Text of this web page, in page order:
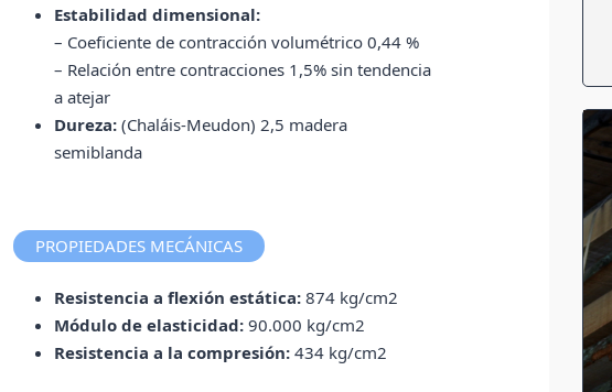
Estabilidad dimensional:
– Coeficiente de contracción volumétrico 0,44 %
– Relación entre contracciones 1,5% sin tendencia
a atejar
Dureza: (Chaláis-Meudon) 2,5 madera
semiblanda
PROPIEDADES MECÁNICAS
Resistencia a flexión estática: 874 kg/cm2
Módulo de elasticidad: 90.000 kg/cm2
Resistencia a la compresión: 434 kg/cm2